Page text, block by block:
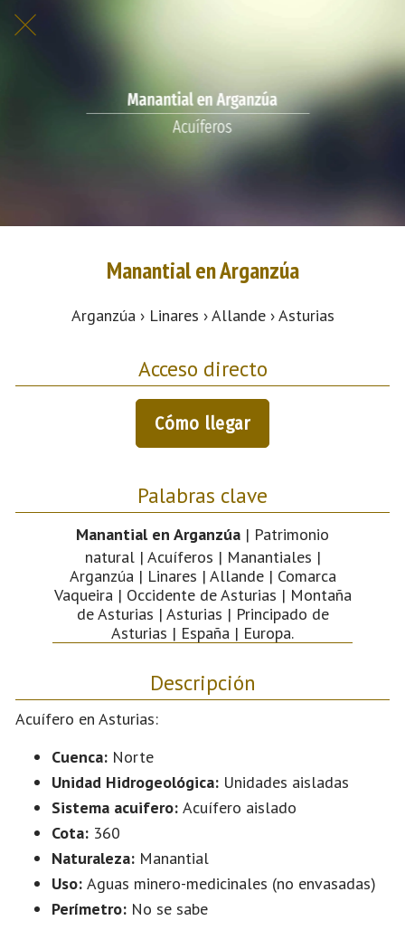
Manantial en Arganzúa
Arganzúa › Linares › Allande › Asturias
Acceso directo
Cómo llegar
Palabras clave
Manantial en Arganzúa | Patrimonio
natural | Acuíferos | Manantiales |
Arganzúa | Linares | Allande | Comarca
Vaqueira | Occidente de Asturias | Montaña
de Asturias | Asturias | Principado de
Asturias | España | Europa.
Descripción
Acuífero en Asturias:
Cuenca: Norte
Unidad Hidrogeológica: Unidades aisladas
Sistema acuifero: Acuífero aislado
Cota: 360
Naturaleza: Manantial
Uso: Aguas minero-medicinales (no envasadas)
Perímetro: No se sabe